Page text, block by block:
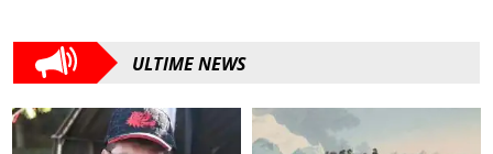
ULTIME NEWS